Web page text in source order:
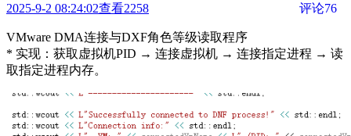
2025-9-2 08:24:02查看2258 评论76
VMware DMA连接与DXF角色等级读取程序
* 实现：获取虚拟机PID → 连接虚拟机 → 连接指定进程 → 读
取指定进程内存。